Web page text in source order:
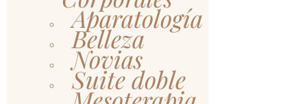
Aparatología
Belleza
Novias
Suite doble